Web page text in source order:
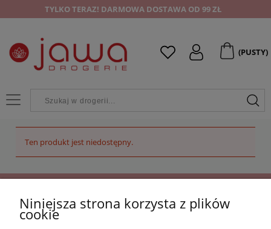
TYLKO TERAZ! DARMOWA DOSTAWA OD 99 ZŁ
(PUSTY)
Ten produkt jest niedostępny.
OFERTA
Niniejsza strona korzysta z plików
cookie